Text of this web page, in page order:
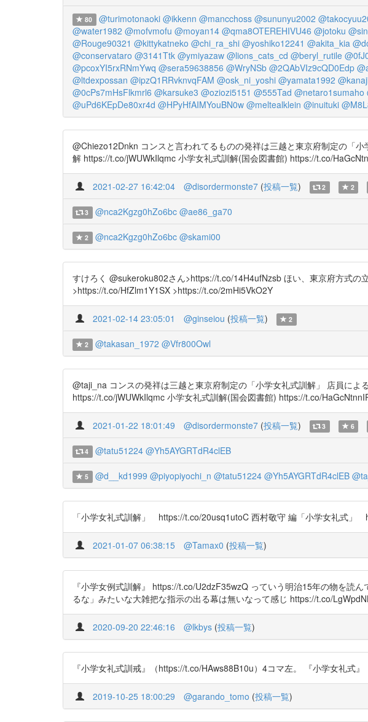
80 @turimotonaoki @ikkenn @mancchoss @sununyu2002
@water1982 @mofvmofu @moyan14 @qma8OTEREHIVU46 @jotoku
@Rouge90321 @kittykatneko @chi_ra_shi @yoshiko12241 @akita_kia
@conservataro @3141Ttk @ymiyazaw @lions_cats_cd @beryl_rutile
@pcoxYI5rxRNmYwq @sera59638856 @WryNSb @2QAbVIz9cQD0Edp
@ltdexpossan @ipzQ1RRvknvqFAM @osk_ni_yoshi @yamata1992
@0cPs7mHsFlkmrl6 @karsuke3 @oziozi5151 @555Tad @netaro1sumaho
@uPd6KEpDe80xr4d @HPyHfAIMYouBN0w @meltealklein @inuituki
@Chiezo12Dnkn コンスと言われてるものの発祥は三越と東京府制定の「
解 https://t.co/jWUWkIlqmc 小学女礼式訓解(国会図書館) https://t.co/
2021-02-27 16:42:04 @disordermonste7 (投稿一覧) 2 2
3 @nca2Kgzg0hZo6bc @ae86_ga70
2 @nca2Kgzg0hZo6bc @skami00
すけろく @sukeroku802さん>https://t.co/14H4ufNzsb ほい、東京府方式の
>https://t.co/HfZlm1Y1SX >https://t.co/2mHi5VkO2Y
2021-02-14 23:05:01 @ginseiou (投稿一覧) 2
2 @takasan_1972 @Vfr800Owl
@taji_na コンスの発祥は三越と東京府制定の「小学女礼式訓解」 店員に
https://t.co/jWUWkIlqmc 小学女礼式訓解(国会図書館) https://t.co/
2021-01-22 18:01:49 @disordermonste7 (投稿一覧) 3 6
4 @tatu51224 @Yh5AYGRTdR4clEB
5 @d__kd1999 @piyopiyochi_n @tatu51224 @Yh5AYGRTdR4clEB
「小学女礼式訓解」 https://t.co/20usq1utoC 西村敬守 編「小学女礼式」
2021-01-07 06:38:15 @Tamax0 (投稿一覧)
『小学女例式訓解』 https://t.co/U2dzF35wzQ っていう明治15年の物を読
るな」みたいな大雑把な指示の出る幕は無いなって感じ https://t.co/
2020-09-20 22:46:16 @lkbys (投稿一覧)
『小学女礼式訓戒』（https://t.co/HAws88B10u）4コマ左。 『小学女礼式
2019-10-25 18:00:29 @garando_tomo (投稿一覧)